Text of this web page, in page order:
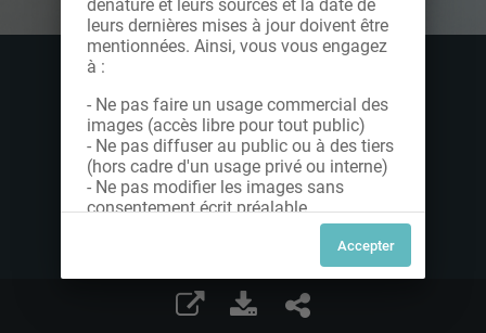
dénaturé et leurs sources et la date de
leurs dernières mises à jour doivent être
mentionnées. Ainsi, vous vous engagez
à :
- Ne pas faire un usage commercial des
images (accès libre pour tout public)
- Ne pas diffuser au public ou à des tiers
(hors cadre d'un usage privé ou interne)
- Ne pas modifier les images sans
consentement écrit préalable
Dans le cas contraire, nous vous invitons
à nous contacter afin de solliciter le type
de Licence souhaitée parmi celles
proposées et le cas échéant, acquitter